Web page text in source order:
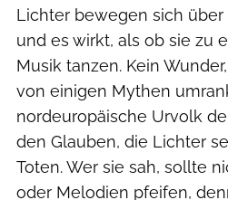
Lichter bewegen sich
und es wirkt, als ob sie zu
Musik tanzen. Kein
von einigen Mythen
nordeuropäische Urvolk
den Glauben, die Lichter
Toten. Wer sie sah, sollte
oder Melodien pfeifen,